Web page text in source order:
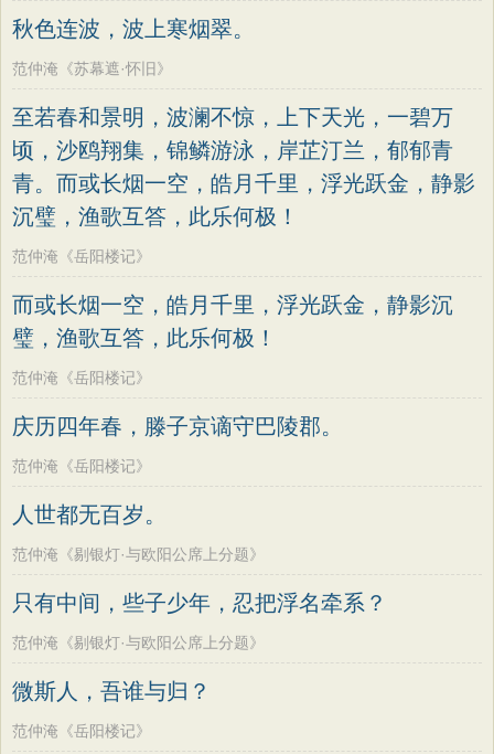
秋色连波，波上寒烟翠。
范仲淹《苏幕遮·怀旧》
至若春和景明，波澜不惊，上下天光，一碧万
顷，沙鸥翔集，锦鳞游泳，岸芷汀兰，郁郁青
青。而或长烟一空，皓月千里，浮光跃金，静影
沉璧，渔歌互答，此乐何极！
范仲淹《岳阳楼记》
而或长烟一空，皓月千里，浮光跃金，静影沉
璧，渔歌互答，此乐何极！
范仲淹《岳阳楼记》
庆历四年春，滕子京谪守巴陵郡。
范仲淹《岳阳楼记》
人世都无百岁。
范仲淹《剔银灯·与欧阳公席上分题》
只有中间，些子少年，忍把浮名牵系？
范仲淹《剔银灯·与欧阳公席上分题》
微斯人，吾谁与归？
范仲淹《岳阳楼记》